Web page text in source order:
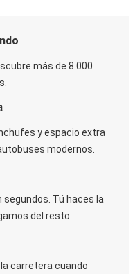
más de 8.000
y espacio extra
modernos.
segundos. Tú haces la
del resto.
carretera cuando